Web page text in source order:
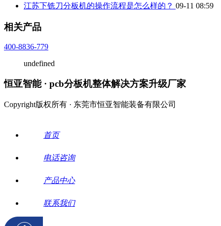
江苏下铣刀分板机的操作流程是怎么样的？ 09-11 08:59
相关产品
400-8836-779
undefined
恒亚智能 · pcb分板机整体解决方案升级厂家
Copyright版权所有 · 东莞市恒亚智能装备有限公司
首页
电话咨询
产品中心
联系我们